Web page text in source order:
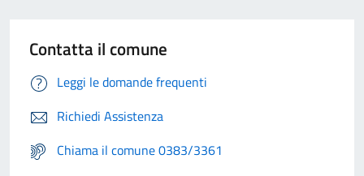
Contatta il comune
Leggi le domande frequenti
Richiedi Assistenza
Chiama il comune 0383/3361